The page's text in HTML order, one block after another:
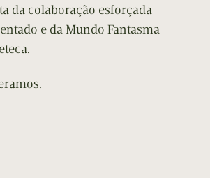
da colaboração esforçada
e da Mundo Fantasma